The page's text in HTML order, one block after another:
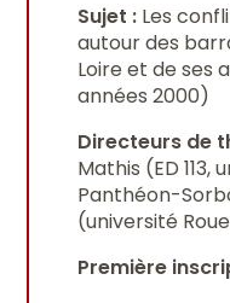
Sujet : Les
autour des
Loire et de ses
années 2000)
Directeurs de
Mathis (ED 113,
Panthéon-
(université
Première